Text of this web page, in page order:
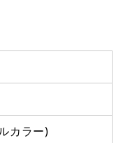
カラー)